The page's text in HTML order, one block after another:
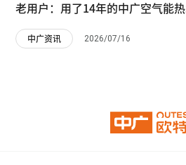
老用户：用了14年的中广空气能
中广资讯 2026/07/16